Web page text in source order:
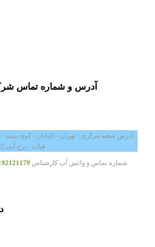
آدرس و شماره تماس
آدرس شعبه مرکزی : تهران - اکباتان - کوی بیمه
فیات - برج آبی 2 - طبقه سوم - واحد 6
شماره تماس و واتس آپ کارشناس